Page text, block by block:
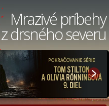
Mrazivé príbehy
z drsného severu